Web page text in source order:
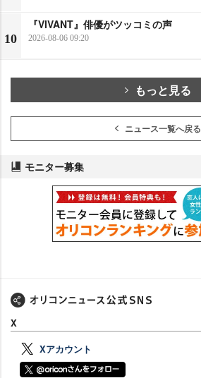
10
『VIVANT』俳優がツッコミの声
2026-08-06 09:20
もっと見る
ニュース一覧へ戻る
モニター募集
X
Xアカウント